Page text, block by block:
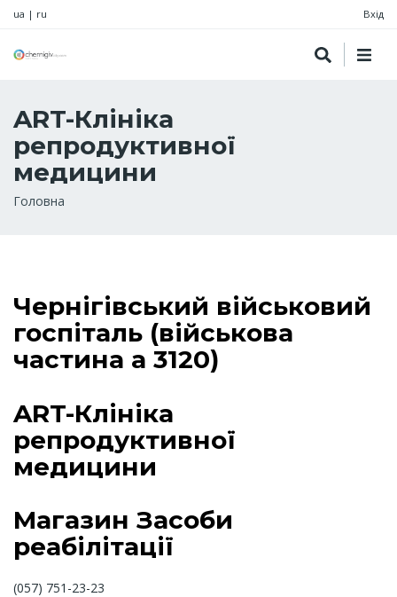
ua | ru Вхід
ART-Клініка
репродуктивної
медицини
Рядок
Головна
Чернігівський військовий
госпіталь (військова
частина а 3120)
ART-Клініка
репродуктивної
медицини
Магазин Засоби
реабілітації
(057) 751-23-23